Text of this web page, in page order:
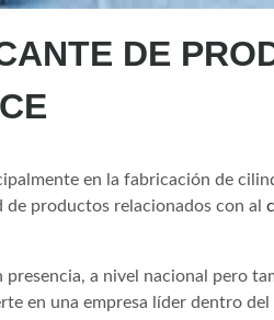
DE
en la fabricación de
productos relacionados con al
a nivel nacional pero
en una empresa líder dentro